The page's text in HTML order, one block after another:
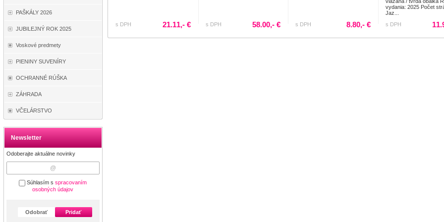
PAŠKÁLY 2026
JUBILEJNÝ ROK 2025
Voskové predmety
PIENINY SUVENÍRY
OCHRANNÉ RÚŠKA
ZÁHRADA
VČELÁRSTVO
Newsletter
Odoberajte aktuálne novinky
Súhlasím sspracovaním
osobných údajov
Odobrať Pridať
s DPH 21.11,- € s DPH 58.00,- € s DPH 8.80,- €
vydania: 2025 Počet
Jaz...
s DPH